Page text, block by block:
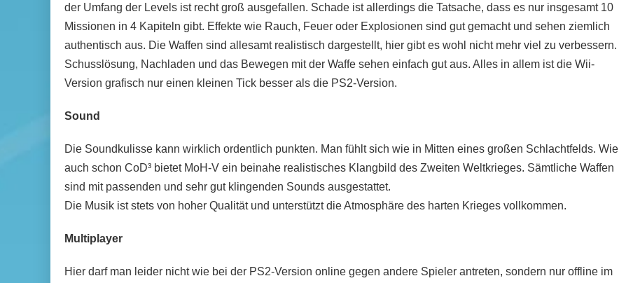
der Umfang der Levels ist recht groß ausgefallen. Schade ist allerdings die Tatsache, dass es nur insgesamt 10
Missionen in 4 Kapiteln gibt. Effekte wie Rauch, Feuer oder Explosionen sind gut gemacht und sehen ziemlich
authentisch aus. Die Waffen sind allesamt realistisch dargestellt, hier gibt es wohl nicht mehr viel zu verbessern.
Schusslösung, Nachladen und das Bewegen mit der Waffe sehen einfach gut aus. Alles in allem ist die Wii-
Version grafisch nur einen kleinen Tick besser als die PS2-Version.
Sound
Die Soundkulisse kann wirklich ordentlich punkten. Man fühlt sich wie in Mitten eines großen Schlachtfelds. Wie
auch schon CoD³ bietet MoH-V ein beinahe realistisches Klangbild des Zweiten Weltkrieges. Sämtliche Waffen
sind mit passenden und sehr gut klingenden Sounds ausgestattet.
Die Musik ist stets von hoher Qualität und unterstützt die Atmosphäre des harten Krieges vollkommen.
Multiplayer
Hier darf man leider nicht wie bei der PS2-Version online gegen andere Spieler antreten, sondern nur offline im